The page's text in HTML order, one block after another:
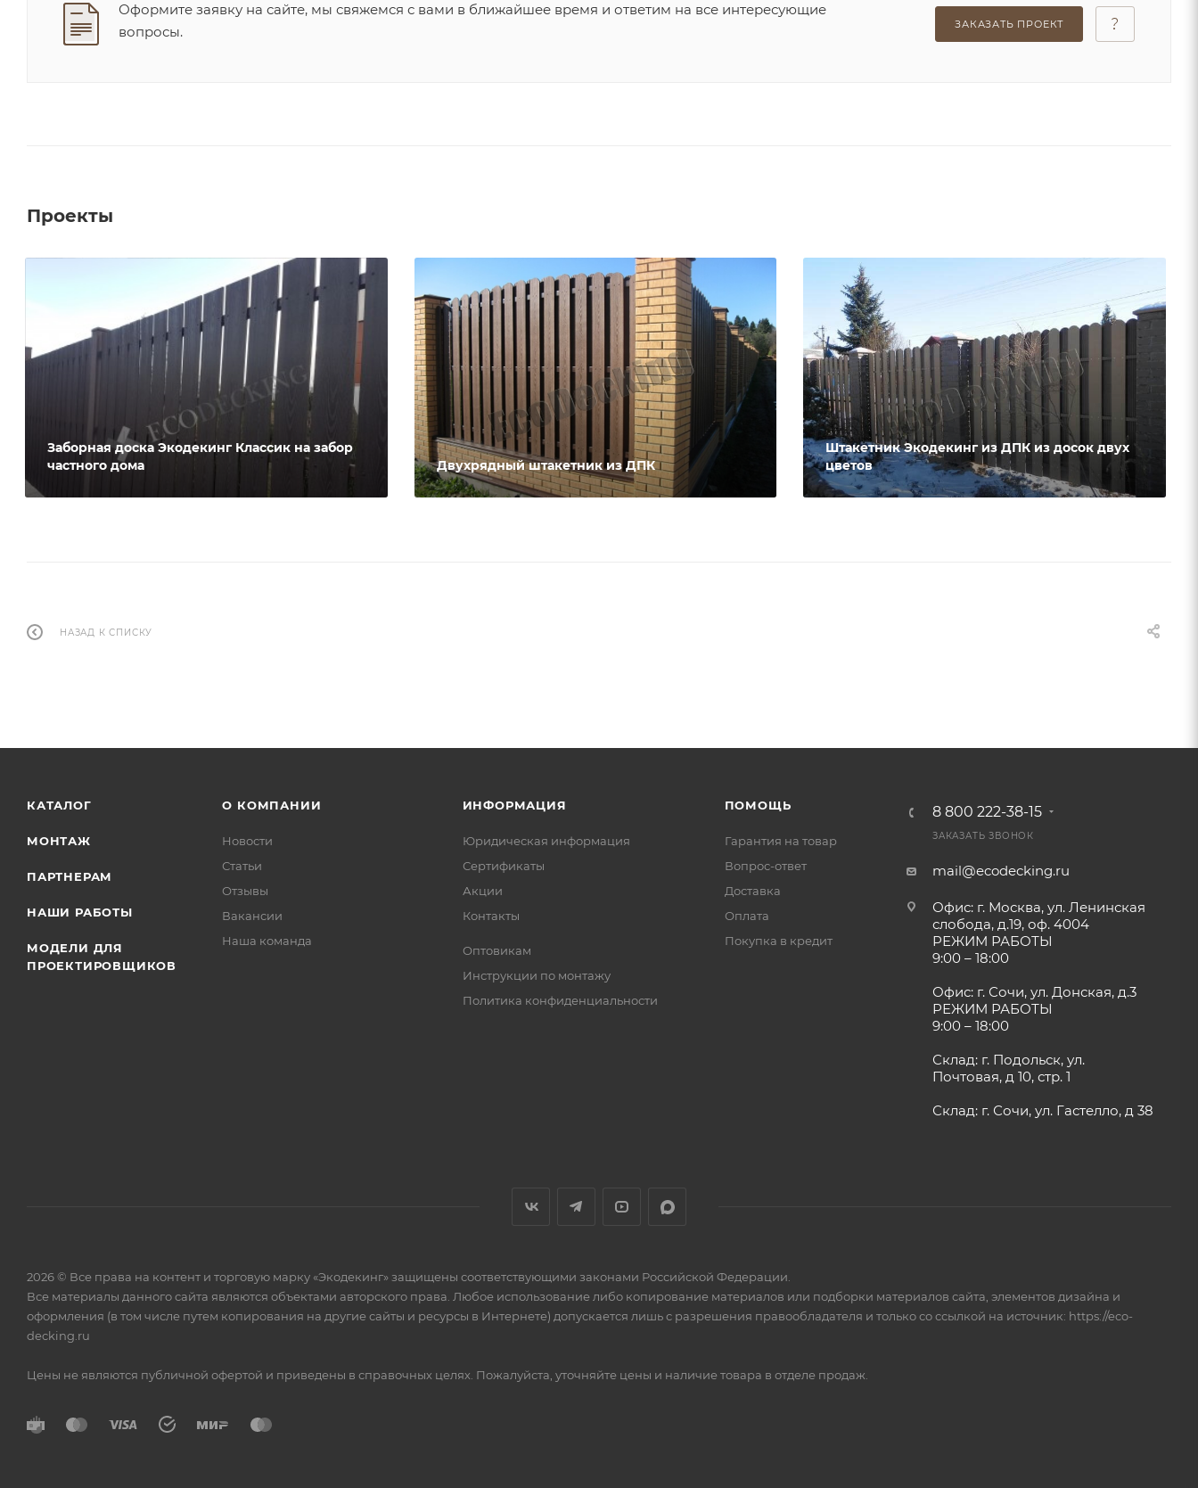
Оформите заявку на сайте, мы свяжемся с вами в ближайшее время и ответим на все интересующие
вопросы.
ЗАКАЗАТЬ ПРОЕКТ
Проекты
Заборная доска Экодекинг Классик на забор
частного дома
Двухрядный штакетник из ДПК
Штакетник Экодекинг из ДПК из досок двух
цветов
НАЗАД К СПИСКУ
КАТАЛОГ
МОНТАЖ
ПАРТНЕРАМ
НАШИ РАБОТЫ
МОДЕЛИ ДЛЯ
ПРОЕКТИРОВЩИКОВ
О КОМПАНИИ
Новости
Статьи
Отзывы
Вакансии
Наша команда
ИНФОРМАЦИЯ
Юридическая информация
Сертификаты
Акции
Контакты
Оптовикам
Инструкции по монтажу
Политика конфиденциальности
ПОМОЩЬ
Гарантия на товар
Вопрос-ответ
Доставка
Оплата
Покупка в кредит
8 800 222-38-15
ЗАКАЗАТЬ ЗВОНОК
mail@ecodecking.ru
Офис: г. Москва, ул. Ленинская
слобода, д.19, оф. 4004
РЕЖИМ РАБОТЫ
9:00 – 18:00
Офис: г. Сочи, ул. Донская, д.3
РЕЖИМ РАБОТЫ
9:00 – 18:00
Склад: г. Подольск, ул.
Почтовая, д 10, стр. 1
Склад: г. Сочи, ул. Гастелло, д 38
2026 © Все права на контент и торговую марку «Экодекинг» защищены соответствующими законами Российской Федерации.
Все материалы данного сайта являются объектами авторского права. Любое использование либо копирование материалов или подборки материалов сайта, элементов дизайна и
оформления (в том числе путем копирования на другие сайты и ресурсы в Интернете) допускается лишь с разрешения правообладателя и только со ссылкой на источник: https://eco-
decking.ru
Цены не являются публичной офертой и приведены в справочных целях. Пожалуйста, уточняйте цены и наличие товара в отделе продаж.